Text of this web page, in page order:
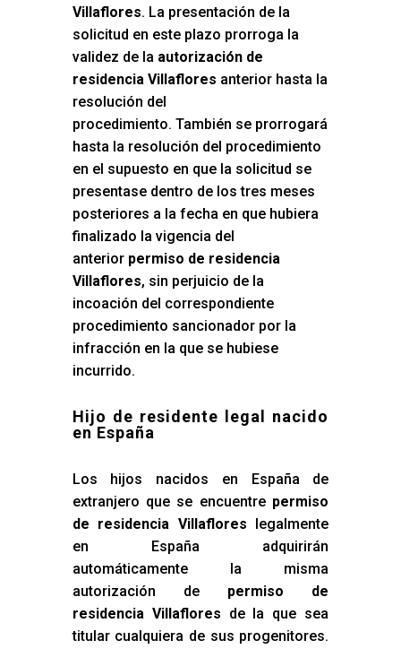
Villaflores. La presentación de la
solicitud en este plazo prorroga la
validez de la autorización de
residencia Villaflores anterior hasta la
resolución del
procedimiento. También se prorrogará
hasta la resolución del procedimiento
en el supuesto en que la solicitud se
presentase dentro de los tres meses
posteriores a la fecha en que hubiera
finalizado la vigencia del
anterior permiso de residencia
Villaflores, sin perjuicio de la
incoación del correspondiente
procedimiento sancionador por la
infracción en la que se hubiese
incurrido.
Hijo de residente legal nacido
en España
Los hijos nacidos en España de
extranjero que se encuentre permiso
de residencia Villaflores legalmente
en España adquirirán
automáticamente la misma
autorización de permiso de
residencia Villaflores de la que sea
titular cualquiera de sus progenitores.